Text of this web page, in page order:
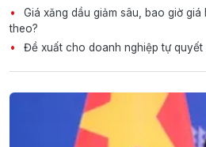
Giá xăng dầu giảm sâu, bao giờ
theo?
Đề xuất cho doanh nghiệp tự quyết